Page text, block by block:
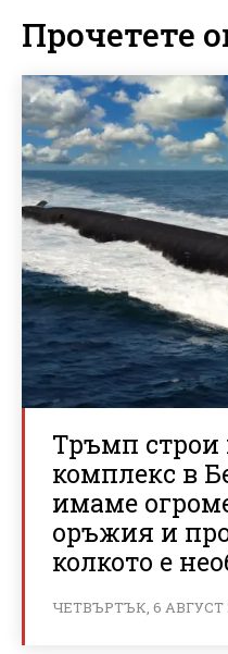
Прочетете
Тръмп строи
комплекс в
имаме
оръжия и
колкото е
ЧЕТВЪРТЪК, 6 АВГУСТ